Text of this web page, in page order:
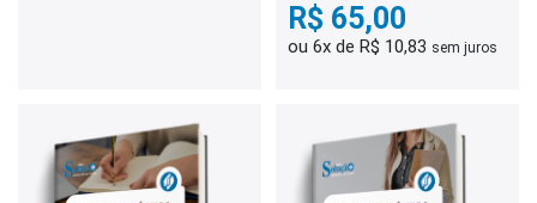
R$ 65,00
ou 6x de R$ 10,83 sem juros